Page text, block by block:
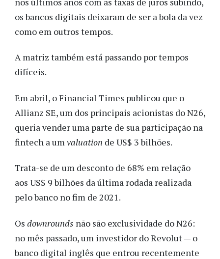
os bancos digitais deixaram de ser a bola da vez
como em outros tempos.
A matriz também está passando por tempos
difíceis.
Em abril, o Financial Times publicou que o
Allianz SE, um dos principais acionistas do N26,
queria vender uma parte de sua participação na
fintech a umvaluation de US$ 3 bilhões.
Trata-se de um desconto de 68% em relação
aos US$ 9 bilhões da última rodada realizada
pelo banco no fim de 2021.
Os downrounds não são exclusividade do N26:
no mês passado, um investidor do Revolut — o
banco digital inglês que entrou recentemente